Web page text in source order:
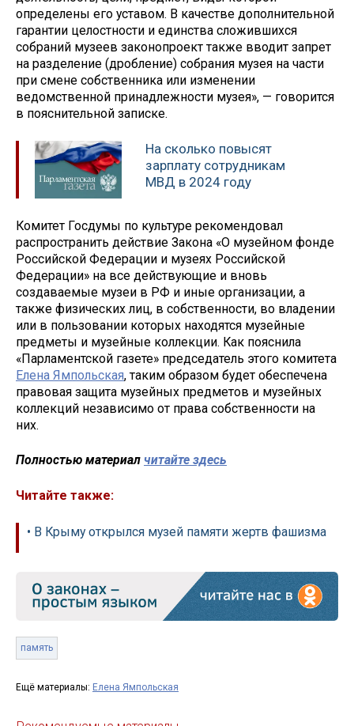
определены его уставом. В качестве дополнительной
гарантии целостности и единства сложившихся
собраний музеев законопроект также вводит запрет
на разделение (дробление) собрания музея на части
при смене собственника или изменении
ведомственной принадлежности музея», — говорится
в пояснительной записке.
На сколько повысят
зарплату сотрудникам
МВД в 2024 году
Комитет Госдумы по культуре рекомендовал
распространить действие Закона «О музейном фонде
Российской Федерации и музеях Российской
Федерации» на все действующие и вновь
создаваемые музеи в РФ и иные организации, а
также физических лиц, в собственности, во владении
или в пользовании которых находятся музейные
предметы и музейные коллекции. Как пояснила
«Парламентской газете» председатель этого комитета
Елена Ямпольская, таким образом будет обеспечена
правовая защита музейных предметов и музейных
коллекций независимо от права собственности на
них.
Полностью материал читайте здесь
Читайте также:
• В Крыму открылся музей памяти жертв фашизма
память
Ещё материалы: Елена Ямпольская